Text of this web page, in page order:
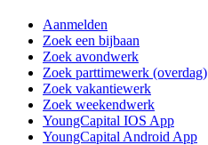
Aanmelden
Zoek een bijbaan
Zoek avondwerk
Zoek parttimewerk (overdag)
Zoek vakantiewerk
Zoek weekendwerk
YoungCapital IOS App
YoungCapital Android App